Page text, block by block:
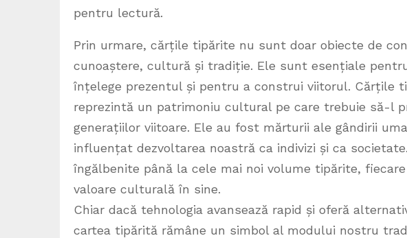
pentru lectură.
Prin urmare, cărțile tipărite nu sunt doar obiecte de
cunoaștere, cultură și tradiție. Ele sunt esențiale
înțelege prezentul și pentru a construi viitorul. Cărțile
reprezintă un patrimoniu cultural pe care trebuie să-l
generațiilor viitoare. Ele au fost mărturii ale gândirii
influențat dezvoltarea noastră ca indivizi și ca
îngălbenite până la cele mai noi volume tipărite,
valoare culturală în sine.
Chiar dacă tehnologia avansează rapid și oferă
cartea tipărită rămâne un simbol al modului nostru